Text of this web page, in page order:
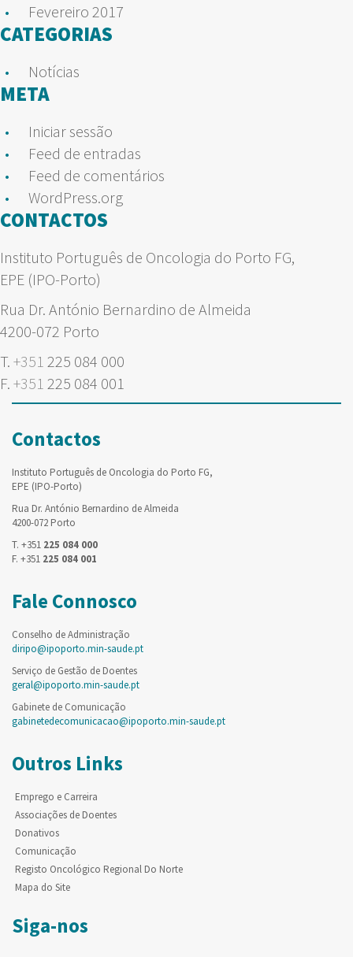
Fevereiro 2017
CATEGORIAS
Notícias
META
Iniciar sessão
Feed de entradas
Feed de comentários
WordPress.org
CONTACTOS
Instituto Português de Oncologia do Porto FG,
EPE (IPO-Porto)
Rua Dr. António Bernardino de Almeida
4200-072 Porto
T. +351 225 084 000
F. +351 225 084 001
Contactos
Instituto Português de Oncologia do Porto FG,
EPE (IPO-Porto)
Rua Dr. António Bernardino de Almeida
4200-072 Porto
T. +351 225 084 000
F. +351 225 084 001
Fale Connosco
Conselho de Administração
diripo@ipoporto.min-saude.pt
Serviço de Gestão de Doentes
geral@ipoporto.min-saude.pt
Gabinete de Comunicação
gabinetedecomunicacao@ipoporto.min-saude.pt
Outros Links
Emprego e Carreira
Associações de Doentes
Donativos
Comunicação
Registo Oncológico Regional Do Norte
Mapa do Site
Siga-nos